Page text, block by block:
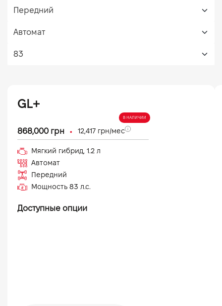
GL+
В НАЛИЧИИ
868,000 грн • 12,417 грн/мес
Мягкий гибрид, 1.2 л
Автомат
Передний
Мощность 83 л.с.
Доступные опции